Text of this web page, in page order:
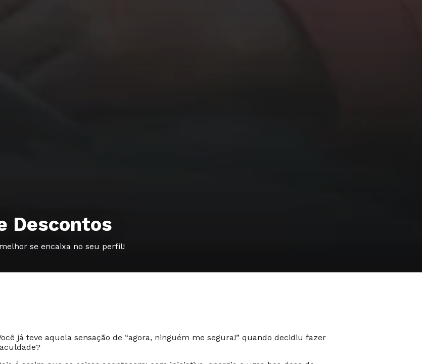
Descontos
se encaixa no seu perfil!
já teve aquela sensação de “agora, ninguém me segura!” quando decidiu fazer